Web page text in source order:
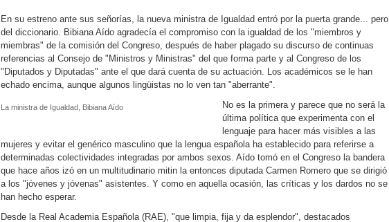
En su estreno ante sus señorías, la nueva ministra de Igualdad entró por la puerta grande... pero
del diccionario. Bibiana Aído agradecía el compromiso con la igualdad de los "miembros y
miembras" de la comisión del Congreso, después de haber plagado su discurso de continuas
referencias al Consejo de "Ministros y Ministras" del que forma parte y al Congreso de los
"Diputados y Diputadas" ante el que dará cuenta de su actuación. Los académicos se le han
echado encima, aunque algunos lingüistas no lo ven tan "aberrante".
La ministra de Igualdad, Bibiana Aído
No es la primera y parece que no será la
última política que experimenta con el
lenguaje para hacer más visibles a las
mujeres y evitar el genérico masculino que la lengua española ha establecido para referirse a
determinadas colectividades integradas por ambos sexos. Aído tomó en el Congreso la bandera
que hace años izó en un multitudinario mitin la entonces diputada Carmen Romero que se dirigió
a los "jóvenes y jóvenas" asistentes. Y como en aquella ocasión, las críticas y los dardos no se
han hecho esperar.
Desde la Real Academia Española (RAE), "que limpia, fija y da esplendor", destacados